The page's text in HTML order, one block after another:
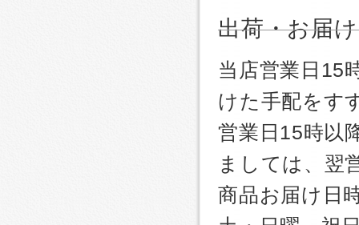
出荷・お届
当店営業日15
けた手配をす
営業日15時以
ましては、翌
商品お届け日